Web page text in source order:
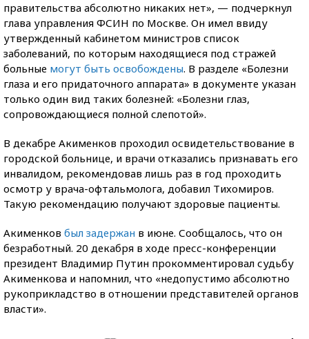
правительства абсолютно никаких нет», — подчеркнул
глава управления ФСИН по Москве. Он имел ввиду
утвержденный кабинетом министров список
заболеваний, по которым находящиеся под стражей
больные могут быть освобождены. В разделе «Болезни
глаза и его придаточного аппарата» в документе указан
только один вид таких болезней: «Болезни глаз,
сопровождающиеся полной слепотой».
В декабре Акименков проходил освидетельствование в
городской больнице, и врачи отказались признавать его
инвалидом, рекомендовав лишь раз в год проходить
осмотр у врача-офтальмолога, добавил Тихомиров.
Такую рекомендацию получают здоровые пациенты.
Акименков был задержан в июне. Сообщалось, что он
безработный. 20 декабря в ходе пресс-конференции
президент Владимир Путин прокомментировал судьбу
Акименкова и напомнил, что «недопустимо абсолютно
рукоприкладство в отношении представителей органов
власти».